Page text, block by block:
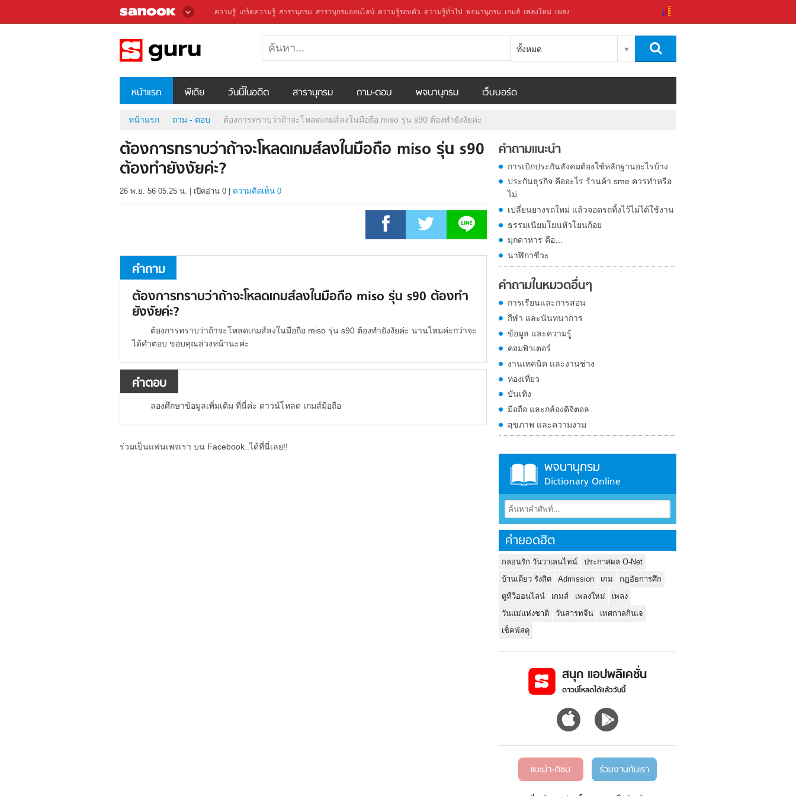
ความรู้ เกร็ดความรู้ สารานุกรม สารานุกรมออนไลน์ ความรู้รอบตัว ความรู้ทั่วไป พจนานุกรม เกมส์ เพลงใหม่ เพลง
ทั้งหมด
หน้าแรก พีเดีย วันนี้ในอดีต สารานุกรม ถาม-ตอบ พจนานุกรม เว็บบอร์ด
หน้าแรก ถาม - ตอบ ต้องการทราบว่าถ้าจะโหลดเกมส์ลงในมือถือ miso รุ่น s90 ต้องทำยังงัยค่ะ
ต้องการทราบว่าถ้าจะโหลดเกมส์ลงในมือถือ miso รุ่น s90
ต้องทำยังงัยค่ะ?
26 พ.ย. 56 05.25 น. เปิดอ่าน 0 ความคิดเห็น 0
คำถาม
ต้องการทราบว่าถ้าจะโหลดเกมส์ลงในมือถือ miso รุ่น s90 ต้องทำ
ยังงัยค่ะ?
ต้องการทราบว่าถ้าจะโหลดเกมส์ลงในมือถือ miso รุ่น s90 ต้องทำยังงัยค่ะ นานไหมค่ะกว่าจะ
ได้คำตอบ ขอบคุณล่วงหน้านะค่ะ
คำตอบ
ลองศึกษาข้อมูลเพิ่มเติม ที่นี่ค่ะ ดาวน์โหลด เกมส์มือถือ
ร่วมเป็นแฟนเพจเรา บน Facebook..ได้ที่นี่เลย!!
คำถามแนะนำ
การเบิกประกันสังคมต้องใช้หลักฐานอะไรบ้าง
ประกันธุรกิจ คืออะไร ร้านค้า sme ควรทำหรือ
ไม่
เปลี่ยนยางรถใหม่ แล้วจอดรถทิ้งไว้ไม่ได้ใช้งาน
ธรรมเนียมโยนหัวโยนก้อย
มุกดาหาร คือ…
นาฬิกาชีวะ
คำถามในหมวดอื่นๆ
การเรียนและการสอน
กีฬา และนันทนาการ
ข้อมูล และความรู้
คอมพิวเตอร์
งานเทคนิค และงานช่าง
ท่องเที่ยว
บันเทิง
มือถือ และกล้องดิจิตอล
สุขภาพ และความงาม
พจนานุกรม
Dictionary Online
คำยอดฮิต
กลอนรัก วันวาเลนไทน์
ประกาศผล O-Net
บ้านเดี่ยว รังสิต
Admission เกม
กฏอัยการศึก
ดูทีวีออนไลน์
เกมส์ เพลงใหม่
เพลง
วันแม่แห่งชาติ
วันสารทจีน
เทศกาลกินเจ
เช็คพัสดุ
สนุก แอปพลิเคชั่น
ดาวน์โหลดได้แล้ววันนี้
แนะนำ-ติชม ร่วมงานกับเรา